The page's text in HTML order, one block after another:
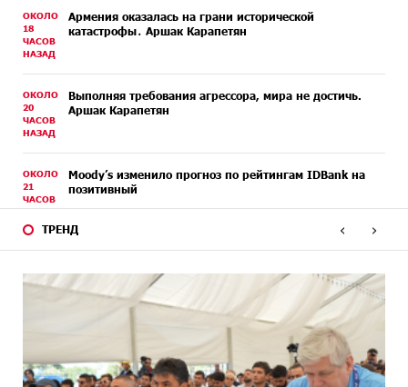
ОКОЛО
18
ЧАСОВ
НАЗАД
Армения оказалась на грани исторической
катастрофы․ Аршак Карапетян
ОКОЛО
20
ЧАСОВ
НАЗАД
Выполняя требования агрессора, мира не достичь.
Аршак Карапетян
ОКОЛО
21
ЧАСОВ
НАЗАД
Moody’s изменило прогноз по рейтингам IDBank на
позитивный
2 ДНЕЙ
IDBank представляет новую карту Mastercard World с
акцией
Ucom и FPWC обеспечат круглосуточный мониторинг
дикой природы в Гнишике с помощью солнечной
ТРЕНД ‹ ›